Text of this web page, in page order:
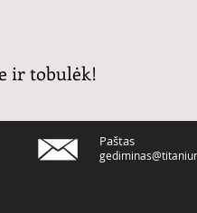
ir tobulėk!
Paštas